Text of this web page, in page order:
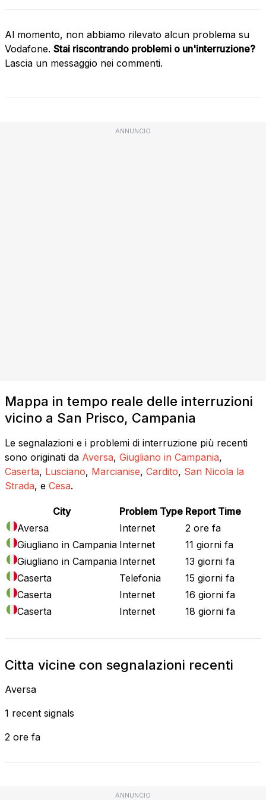
Al momento, non abbiamo rilevato alcun problema su
Vodafone. Stai riscontrando problemi o un'interruzione?
Lascia un messaggio nei commenti.
ANNUNCIO
Mappa in tempo reale delle interruzioni
vicino a San Prisco, Campania
Le segnalazioni e i problemi di interruzione più recenti
sono originati da Aversa, Giugliano in Campania,
Caserta, Lusciano, Marcianise, Cardito, San Nicola la
Strada, e Cesa.
City Problem Type Report Time
Aversa
Internet
2 ore fa
Giugliano in Campania Internet
11 giorni fa
Giugliano in Campania Internet
13 giorni fa
Caserta
Telefonia
15 giorni fa
Caserta
Internet
16 giorni fa
Caserta
Internet 18 giorni fa
Citta vicine con segnalazioni recenti
Aversa
1 recent signals
2 ore fa
ANNUNCIO